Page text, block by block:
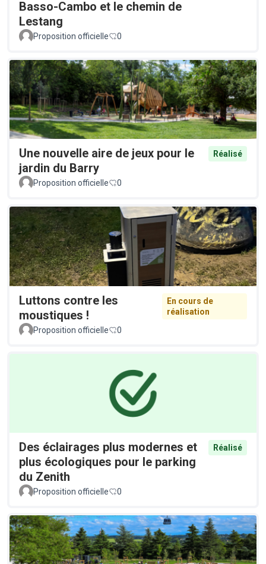
Basso-Cambo et le chemin de
Lestang
Proposition officielle 0
Une nouvelle aire de jeux pour le
jardin du Barry
Réalisé
Proposition officielle 0
Luttons contre les
moustiques !
En cours de
réalisation
Proposition officielle
0
Des éclairages plus modernes et
plus écologiques pour le parking
du Zenith
Réalisé
Proposition officielle 0